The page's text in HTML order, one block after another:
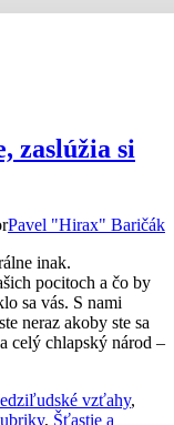
zaslúžia si
Pavel "Hirax" Baričák
inak.
pocitoch a čo by
sa vás. S nami
neraz akoby ste sa
celý chlapský národ –
vzťahy,
, Šťastie a